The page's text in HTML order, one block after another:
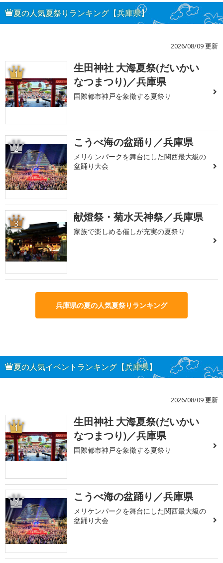
夏の人気夏祭りランキング【兵庫県】
2026/08/09 更新
1
生田神社 大海夏祭(だいかい
なつまつり)／兵庫県
国際都市神戸を象徴する夏祭り
2 こうべ海の盆踊り／兵庫県
メリケンパークを舞台にした関西最大級の
盆踊り大会
3 献燈祭・菊水天神祭／兵庫県
家族で楽しめる催しが充実の夏祭り
兵庫県の夏の人気夏祭りランキング
夏の人気イベントランキング【兵庫県】
2026/08/09 更新
1
生田神社 大海夏祭(だいかい
なつまつり)／兵庫県
国際都市神戸を象徴する夏祭り
2 こうべ海の盆踊り／兵庫県
メリケンパークを舞台にした関西最大級の
盆踊り大会